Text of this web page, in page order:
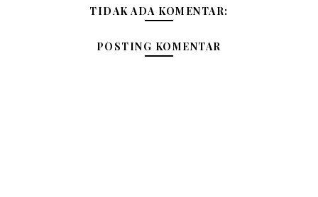
TIDAK ADA KOMENTAR:
POSTING KOMENTAR